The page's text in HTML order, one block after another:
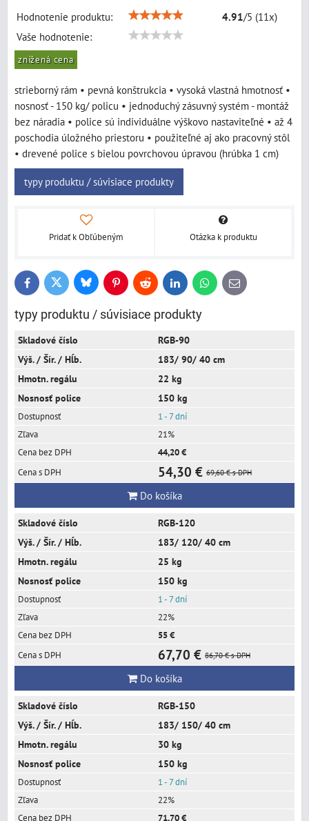
Hodnotenie produktu: 4.91/5 (11x)
Vaše hodnotenie:
znížená cena
strieborný rám • pevná konštrukcia • vysoká vlastná hmotnosť •
nosnosť - 150 kg/ policu • jednoduchý zásuvný systém - montáž
bez náradia • police sú individuálne výškovo nastaviteľné • až 4
poschodia úložného priestoru • použiteľné aj ako pracovný stôl
• drevené police s bielou povrchovou úpravou (hrúbka 1 cm)
typy produktu / súvisiace produkty
Pridať k Obľúbeným Otázka k produktu
FacebookTwitter BlueskyPinterestReddit LinkedInWhatsApp
E-
mail
typy produktu / súvisiace produkty
RGB-90
183/ 90/ 40 cm
22 kg
150 kg
1 - 7 dní
21%
44,20 €
54,30 € 69,60 € s DPH
Do košíka
RGB-120
183/ 120/ 40 cm
25 kg
150 kg
1 - 7 dní
22%
55 €
67,70 € 86,70 € s DPH
Do košíka
RGB-150
183/ 150/ 40 cm
30 kg
150 kg
1 - 7 dní
22%
71,70 €